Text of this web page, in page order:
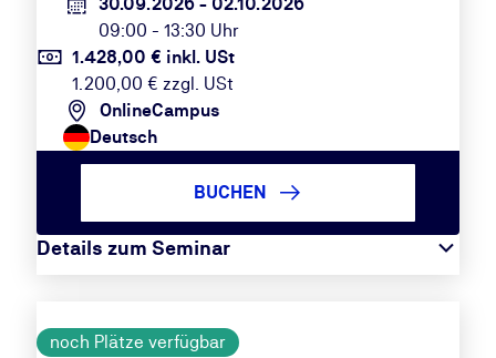
09:00 - 13:30 Uhr
1.428,00 € inkl. USt
1.200,00 € zzgl. USt
OnlineCampus
Deutsch
Details zum Seminar
BUCHEN
noch Plätze verfügbar